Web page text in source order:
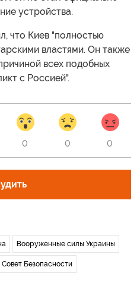
устройства.
что Киев "полностью
властями. Он также
всех подобных
с Россией".
0 0 0
Вооруженные силы Украины
Совет Безопасности